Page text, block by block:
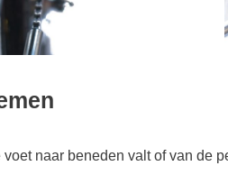
naar beneden valt of van de